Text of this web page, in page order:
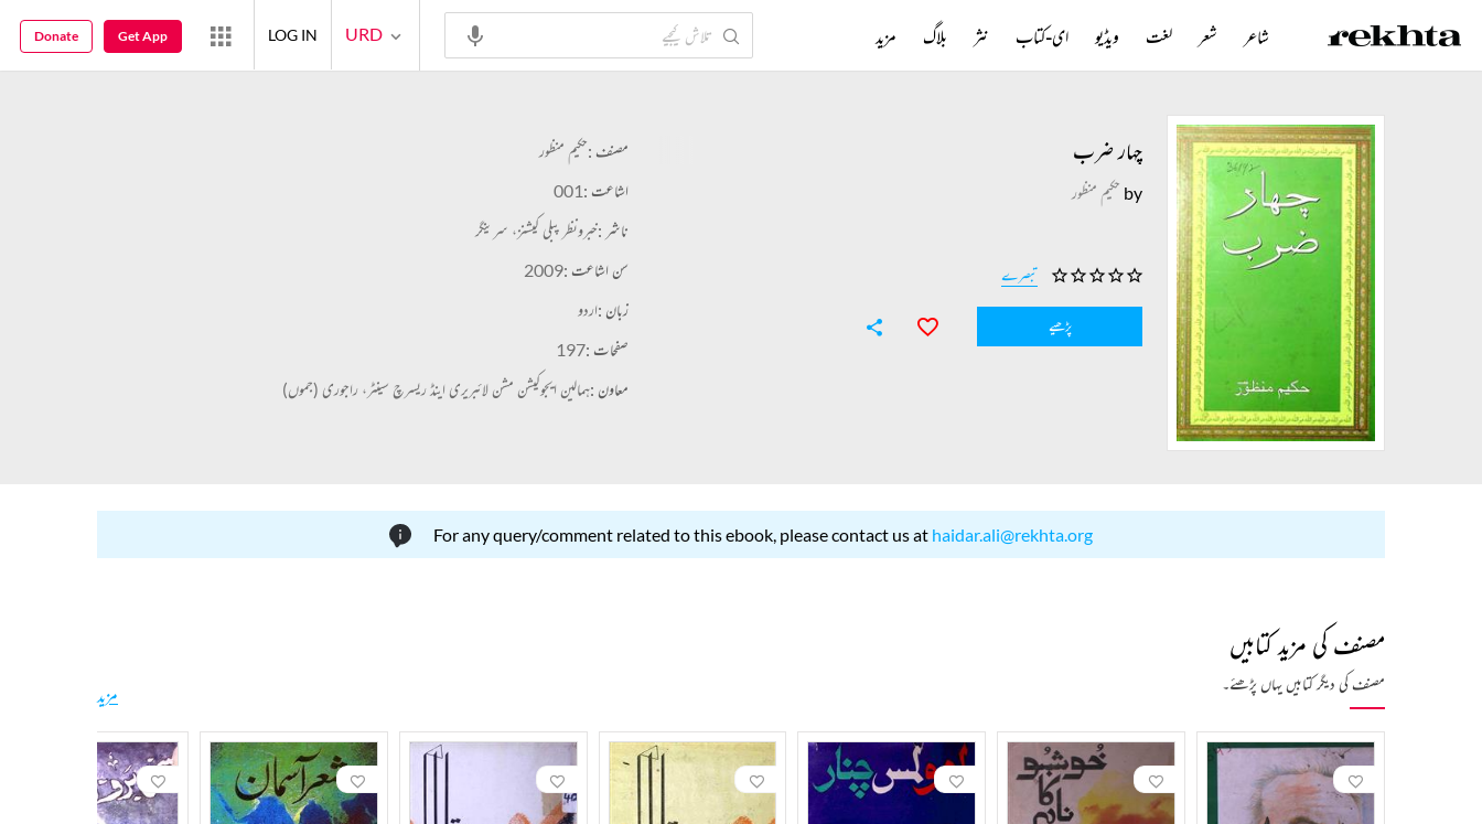
چہار ضرب
by حکیم منظور
تبصرے
پڑھیے
مصنف :حکیم منظور
اشاعت :001
ناشر :خبرونظر پبلی کیشنز، سرینگر
سن اشاعت :2009
زبان :اردو
صفحات :197
معاون :ہمالین ایجوکیشن مشن لائبریری اینڈ ریسرچ سینٹر، راجوری (جموں)
For any query/comment related to this ebook, please contact us at haidar.ali@rekhta.org
مصنف کی مزید کتابیں
مصنف کی دیگر کتابیں یہاں پڑھئے۔ مزید
شاعر شعر لغت ویڈیو ای-کتاب نثر بلاگ مزید URD
LOG IN
Get App
Donate